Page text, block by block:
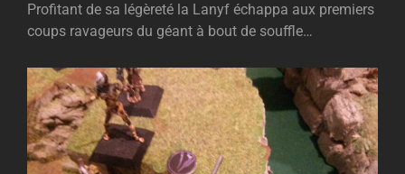
Profitant de sa légèreté la Lanyf échappa aux premiers
coups ravageurs du géant à bout de souffle…